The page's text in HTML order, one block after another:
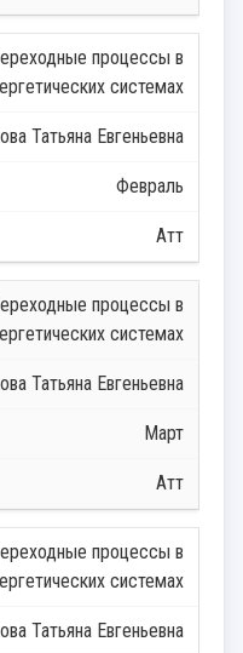
процессы в
системах
Татьяна Евгеньевна
Февраль
Атт
процессы в
системах
Татьяна Евгеньевна
Март
Атт
процессы в
системах
Татьяна Евгеньевна